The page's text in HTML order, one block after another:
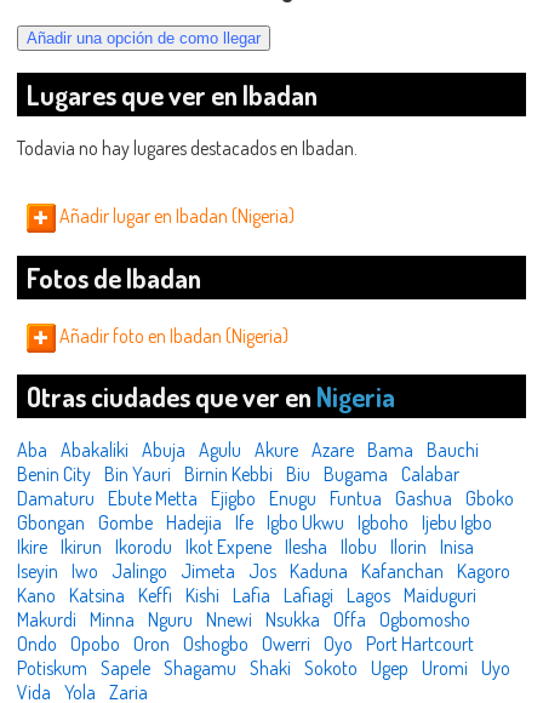
Lugares que ver en Ibadan
Todavia no hay lugares destacados en Ibadan.
Añadir lugar en Ibadan (Nigeria)
Fotos de Ibadan
Añadir foto en Ibadan (Nigeria)
Otras ciudades que ver en Nigeria
Aba Abakaliki Abuja Agulu Akure Azare Bama Bauchi
Benin City Bin Yauri Birnin Kebbi Biu Bugama Calabar
Damaturu Ebute Metta Ejigbo Enugu Funtua Gashua Gboko
Gbongan Gombe Hadejia Ife Igbo Ukwu Igboho Ijebu Igbo
Ikire Ikirun Ikorodu Ikot Expene Ilesha Ilobu Ilorin Inisa
Iseyin Iwo Jalingo Jimeta Jos Kaduna Kafanchan Kagoro
Kano Katsina Keffi Kishi Lafia Lafiagi Lagos Maiduguri
Makurdi Minna Nguru Nnewi Nsukka Offa Ogbomosho
Ondo Opobo Oron Oshogbo Owerri Oyo Port Hartcourt
Potiskum Sapele Shagamu Shaki Sokoto Ugep Uromi Uyo
Vida Yola Zaria